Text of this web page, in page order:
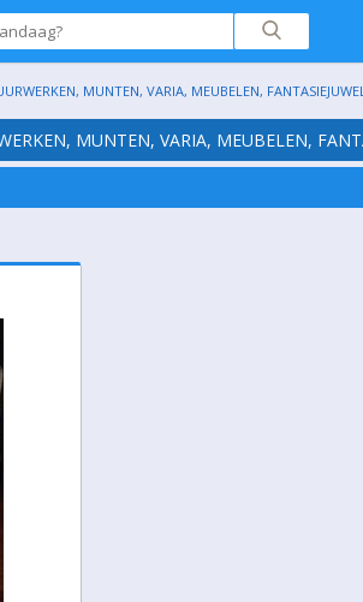
MUNTEN, VARIA, MEUBELEN,
MUNTEN, VARIA, MEUBELEN,